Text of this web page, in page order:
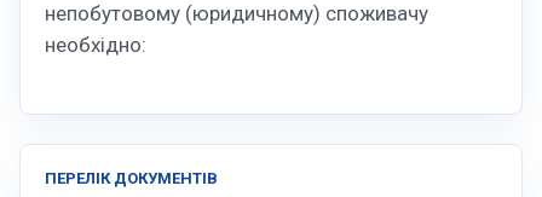
непобутовому (юридичному) споживачу
необхідно:
ПЕРЕЛІК ДОКУМЕНТІВ